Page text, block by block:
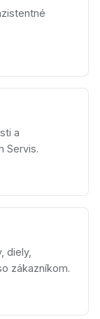
a
Servis.
diely,
zákazníkom.